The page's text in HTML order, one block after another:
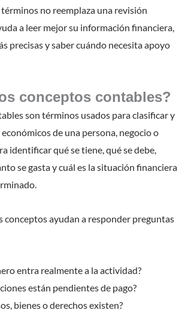
no reemplaza una revisión
a leer mejor su información financiera,
precisas y saber cuándo necesita apoyo
conceptos contables?
son términos usados para clasificar y
de una persona, negocio o
identificar qué se tiene, qué se debe,
se gasta y cuál es la situación financiera
conceptos ayudan a responder preguntas
entra realmente a la actividad?
están pendientes de pago?
bienes o derechos existen?